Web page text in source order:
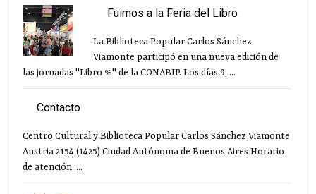
Fuimos a la Feria del Libro
La Biblioteca Popular Carlos Sánchez
Viamonte participó en una nueva edición de
las jornadas "Libro %" de la CONABIP. Los días 9, ...
Contacto
Centro Cultural y Biblioteca Popular Carlos Sánchez Viamonte
Austria 2154 (1425) Ciudad Autónoma de Buenos Aires Horario
de atención :...